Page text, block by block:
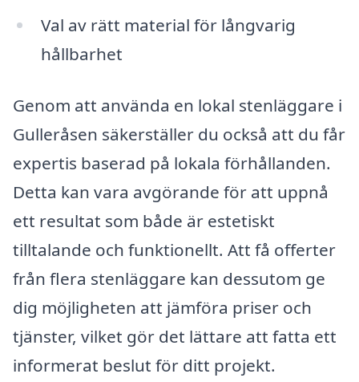
Val av rätt material för långvarig
hållbarhet
Genom att använda en lokal stenläggare i
Gulleråsen säkerställer du också att du får
expertis baserad på lokala förhållanden.
Detta kan vara avgörande för att uppnå
ett resultat som både är estetiskt
tilltalande och funktionellt. Att få offerter
från flera stenläggare kan dessutom ge
dig möjligheten att jämföra priser och
tjänster, vilket gör det lättare att fatta ett
informerat beslut för ditt projekt.